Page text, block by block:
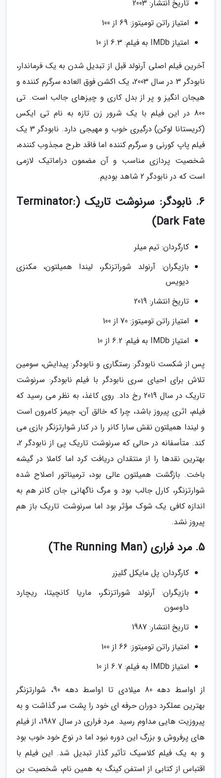
تاریخ انتشار: 2003
امتیاز راتن تومیتوز: 69 از 100
امتیاز IMDb به فیلم: 6.3 از 10
آخرین فیلم اصلی آرنولد قبل از تبدیل شدن به یک فرماندار،
نابودگر 3 در سال 2003، یک اکشن فوق العاده سرگرم کننده و
هیجان انگیز و پر از بدل کاری و چیزهای جالب است. تی
800 در این فیلم با یک شرور زن تازه به نام تی ایکس
(کریستانا لوکن) درگیری خوب و مهیجی دارد. نابودگر 3 یک
فیلم پاپ کورنی و سرگرم کننده اما فاقد طرح مجذوب کننده،
شخصیت پردازی مناسب و آن مضمون دراماتیک لازمی
است که در نابودگر 2 شاهد بودیم.
6. نابودگر: سرنوشت تاریک (Terminator:
Dark Fate)
کارگردان: تیم میلر
بازیگران: آرنولد شوراتزنگر، لیندا همیلتون، مکنزی
دیویس
تاریخ انتشار: 2019
امتیاز راتن تومیتوز: 70 از 100
امتیاز IMDb به فیلم: 6.2 از 10
پس از شکست نابودگر: رستگاری و نابودگر: پیدایش، سومین
تلاش برای احیای سری نابودگر با فیلم نابودگر: سرنوشت
تاریک در سال 2019 رخ داد. روی کاغذ، به نظر می رسید که
فیلم، اثری پیروز باشد، چرا که خالق آن، جیمز کامرون است
و لیندا همیلتون نقش سارا کانر را در کنار شوارتزنگر بازی می
کند. متأسفانه در حالی که سرنوشت تاریک پی از نابودگر 2،
بهترین نقدها را از منتقدان دریافت کرد اما کاملا در گیشه
باخت. بازگشت همیلتون عالی بود، ترمیناتور اصلاح شده
شوارتزنگر، کارل جالب بود و مرگ ناگهانی جان کانر هم به
اندازه کافی یک شوک مؤثر بود اما سرنوشت تاریک باز هم
پیروز نشد.
5. مرد فراری (The Running Man)
کارگردان: پل مایکل گلیزر
بازیگران: آرنولد شوراتزنگر، ماریا کانچیتا، ریچارد
داوسون
تاریخ انتشار: 1987
امتیاز راتن تومیتوز: 66 از 100
امتیاز IMDb به فیلم: 6.7 از 10
از اواسط دهه 80 میلادی تا اواسط دهه 90، شوارتزنگر
بهترین عملکرد دوران حرفه ای خود را پشت سر گذاشت و به
پیروزیت هایی مداوم رسید. مرد فراری در سال 1987، از فیلم
های پرفروش و بزرگ این دوره نبود اما در نوع خود خوب بود
و به یک فیلم کلاسیک تأثیر گذار تبدیل شد. این فیلم با
اقتباس از کتابی از استفن کینگ به همین نام، شخصیت بن